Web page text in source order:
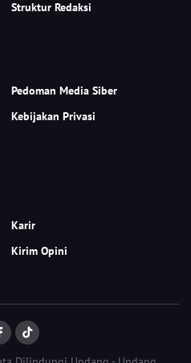
Struktur Redaksi
Pedoman Media Siber
Kebijakan Privasi
Karir
Kirim Opini